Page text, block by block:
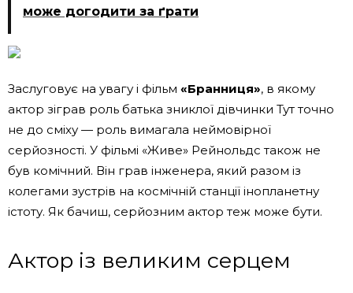
може догодити за ґрати
Заслуговує на увагу і фільм «Бранниця», в якому
актор зіграв роль батька зниклої дівчинки Тут точно
не до сміху — роль вимагала неймовірної
серйозності. У фільмі «Живе» Рейнольдс також не
був комічний. Він грав інженера, який разом із
колегами зустрів на космічній станції інопланетну
істоту. Як бачиш, серйозним актор теж може бути.
Актор із великим серцем